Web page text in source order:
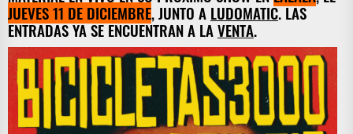
JUEVES 11 DE DICIEMBRE, JUNTO A LUDOMATIC. LAS
ENTRADAS YA SE ENCUENTRAN A LAVENTA.